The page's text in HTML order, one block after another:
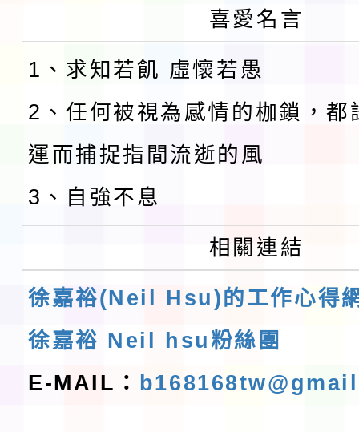
喜愛名言
1、求知若飢 虛懷若愚
2、任何被視為感情的枷鎖，都
運而捕捉指間流逝的風
3、自強不息
相關連結
徐嘉裕(Neil Hsu)的工作心得
徐嘉裕 Neil hsu粉絲團
E-MAIL：